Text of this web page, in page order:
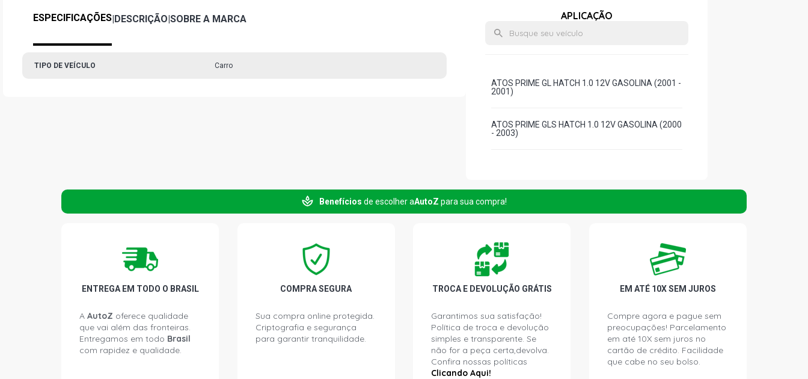
ESPECIFICAÇÕES|DESCRIÇÃO|SOBRE A MARCA
TIPO DE VEÍCULO Carro
APLICAÇÃO
ATOS PRIME GL HATCH 1.0 12V GASOLINA (2001 -
2001)
ATOS PRIME GLS HATCH 1.0 12V GASOLINA (2000
- 2003)
Benefícios de escolher aAutoZ para sua compra!
ENTREGA EM TODO O BRASIL
A AutoZ oferece qualidade
que vai além das fronteiras.
Entregamos em todo Brasil
com rapidez e qualidade.
COMPRA SEGURA
Sua compra online protegida.
Criptografia e segurança
para garantir tranquilidade.
TROCA E DEVOLUÇÃO GRÁTIS
Garantimos sua satisfação!
Política de troca e devolução
simples e transparente. Se
não for a peça certa,devolva.
Confira nossas políticas
Clicando Aqui!
EM ATÉ 10X SEM JUROS
Compre agora e pague sem
preocupações! Parcelamento
em até 10X sem juros no
cartão de crédito. Facilidade
que cabe no seu bolso.